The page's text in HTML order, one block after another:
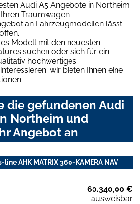
Audi A5 Angebote in Northeim
Traumwagen.
an Fahrzeugmodellen lässt
Modell mit den neuesten
suchen oder sich für ein
hochwertiges
wir bieten Ihnen eine
die gefundenen Audi
Northeim und
Angebot an
line AHK MATRIX 360-KAMERA NAV
60.340,00 €
ausweisbar